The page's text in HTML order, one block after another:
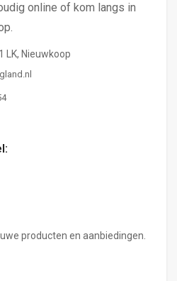
online of kom langs in
LK, Nieuwkoop
producten en aanbiedingen.